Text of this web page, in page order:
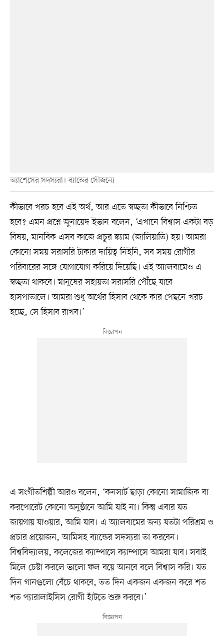
অ্যাশেসের সদস্যরা। ব্যান্ডের সৌজন্যে
কীভাবে খরচ হবে এই অর্থ, আর এতে স্বচ্ছতা কীভাবে নিশ্চিত
হবে? এমন প্রশ্নে জুনায়েদ ইভান বলেন, ‘এখানে বিশ্বাস একটা বড়
বিষয়, মানবিক এসব কাজে প্রচুর স্ক্যাম (জালিয়াতি) হয়। আমরা
কোনো সময় সরাসরি টাকার দায়িত্ব নিইনি, সব সময় রোগীর
পরিবারের সঙ্গে যোগাযোগ করিয়ে দিয়েছি। এই অ্যালবামেও এ
স্বচ্ছতা থাকবে। মানুষের সহায়তা সরাসরি পৌঁছে যাবে
হাসপাতালে। আমরা শুধু অর্থের হিসাব থেকে কার পেছনে খরচ
হচ্ছে, সে হিসাব রাখব।’
এ সংগীতশিল্পী আরও বলেন, ‘কনসার্ট ছাড়া কোনো সামাজিক বা
করপোরেট কোনো অনুষ্ঠানে আমি যাই না। কিন্তু এবার যত
জায়গায় যাওয়ার, আমি যাব। এ অ্যালবামের জন্য যতটা পরিশ্রম ও
প্রচার প্রয়োজন, আমিসহ ব্যান্ডের সদস্যরা তা করবেন।
বিশ্ববিদ্যালয়, কলেজের ক্যাম্পাসে ক্যাম্পাসে আমরা যাব। সবাই
মিলে চেষ্টা করলে ভালো ফল বয়ে আনবে বলে বিশ্বাস করি। যত
দিন গানগুলো বেঁচে থাকবে, তত দিন একজন একজন করে শত
শত প্যারালাইসিস রোগী হাঁটতে শুরু করবে।’